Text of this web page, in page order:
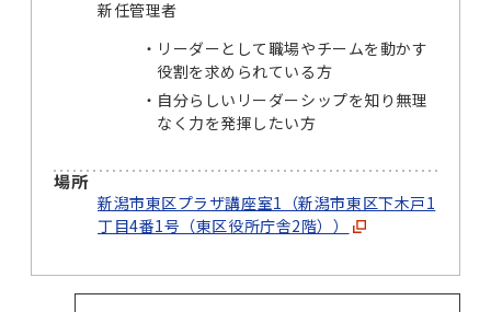
新任管理者
リーダーとして職場やチームを動かす
役割を求められている方
自分らしいリーダーシップを知り無理
なく力を発揮したい方
場所
新潟市東区プラザ講座室1（新潟市東区下木戸1
丁目4番1号（東区役所庁舎2階））